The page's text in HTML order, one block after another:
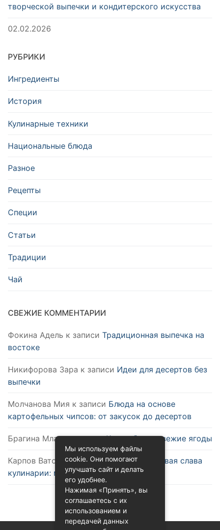
творческой выпечки и кондитерского искусства
02.02.2026
РУБРИКИ
Ингредиенты
История
Кулинарные техники
Национальные блюда
Разное
Рецепты
Специи
Статьи
Традиции
Чай
СВЕЖИЕ КОММЕНТАРИИ
Фокина Адель к записи Традиционная выпечка на
востоке
Никифорова Зара к записи Идеи для десертов без
выпечки
Молчанова Мия к записи Блюда на основе
картофельных чипсов: от закусок до десертов
Брагина Младак записиКак выбрать свежие ягоды
Карпов Ватславк записиУдобство и новая слава
кулинарии: микроволновка
Мы используем файлы
cookie. Они помогают
улучшать сайт и делать
его удобнее.
Нажимая «Принять», вы
соглашаетесь с их
использованием и
передачей данных